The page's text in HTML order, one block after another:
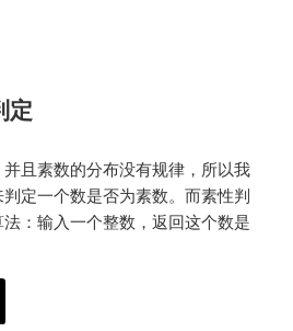
定
且素数的分布没有规律，所以我
定一个数是否为素数。而素性判
：输入一个整数，返回这个数是